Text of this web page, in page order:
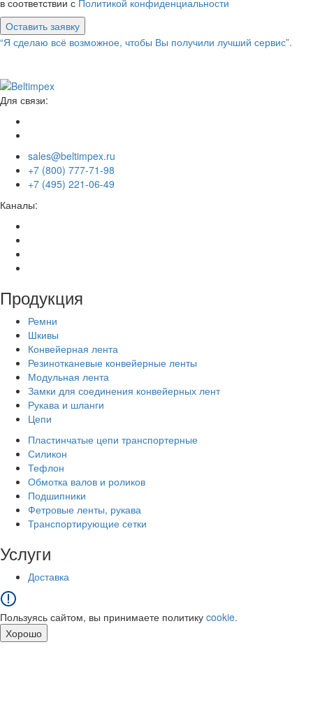
в соответствии с Политикой конфиденциальности
Оставить заявку
“Я сделаю всё возможное, чтобы Вы получили лучший сервис”.
Для связи:
sales@beltimpex.ru
+7 (800) 777-71-98
+7 (495) 221-06-49
Каналы:
Продукция
Ремни
Шкивы
Конвейерная лента
Резинотканевые конвейерные ленты
Модульная лента
Замки для соединения конвейерных лент
Рукава и шланги
Цепи
Пластинчатые цепи транспортерные
Силикон
Тефлон
Обмотка валов и роликов
Подшипники
Фетровые ленты, рукава
Транспортирующие сетки
Услуги
Доставка
Пользуясь сайтом, вы принимаете политику cookie.
Хорошо